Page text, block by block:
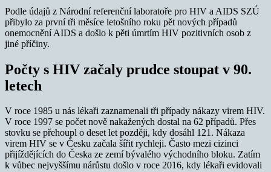
Podle údajů z Národní referenční laboratoře pro HIV a AIDS SZÚ
přibylo za první tři měsíce letošního roku pět nových případů
onemocnění AIDS a došlo k pěti úmrtím HIV pozitivních osob z
jiné příčiny.
Počty s HIV začaly prudce stoupat v 90.
letech
V roce 1985 u nás lékaři zaznamenali tři případy nákazy virem HIV.
V roce 1997 se počet nově nakažených dostal na 62 případů. Přes
stovku se přehoupl o deset let později, kdy dosáhl 121. Nákaza
virem HIV se v Česku začala šířit rychleji. Často mezi cizinci
přijíždějících do Česka ze zemí bývalého východního bloku. Zatím
k vůbec nejvyššímu nárůstu došlo v roce 2016, kdy lékaři evidovali